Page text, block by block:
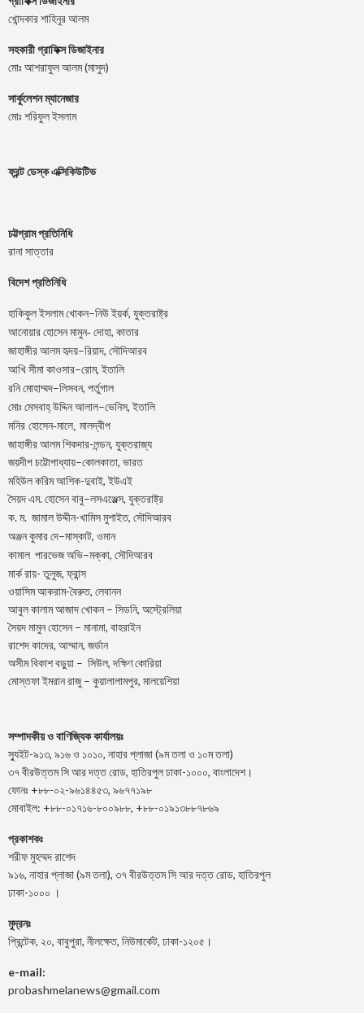
খোন্দকার শাহিনুর আলম
সহকারী গ্রাফিক্স ডিজাইনার
মোঃ আশরাফুল আলম (মাসুদ)
সার্কুলেশন ম্যানেজার
মোঃ শরিফুল ইসলাম
ফ্রন্ট ডেস্ক এক্সিকিউটিভ
চট্টগ্রাম প্রতিনিধি
রানা সাত্তার
বিদেশ প্রতিনিধি
হাকিকুল ইসলাম খোকন–নিউ ইয়র্ক, যুক্তরাষ্ট্র
আনোয়ার হোসেন মামুন- দোহা, কাতার
জাহাঙ্গীর আলম হৃদয়–রিয়াদ, সৌদিআরব
আখি সীমা কাওসার–রোম,ইতালি
রনি মোহাম্মদ–লিসবন, পর্তুগাল
মোঃ মেসবাহ্ উদ্দিন আলাল–ভেনিস,ইতালি
মনির হোসেন-মালে, মালদ্বীপ
জাহাঙ্গীর আলম শিকদার-লন্ডন, যুক্তরাজ্য
জয়দীপ চট্টোপাধ্যায়–কোলকাতা, ভারত
মহিউল করিম আশিক-দুবাই, ইউএই
সৈয়দ এম. হোসেন বাবু–লসএঞ্জেল্স, যুক্তরাষ্ট্র
ক. ম. জামাল উদ্দীন-খামিস মুশাইত, সৌদিআরব
অঞ্জন কুমার দে–মাস্কাট, ওমান
কামাল পারভেজ অভি–মক্কা, সৌদিআরব
মার্ক রায়- তুলুজ, ফ্রান্স
ওয়াসিম আকরাম-বৈরুত, লেবানন
আবুল কালাম আজাদ খোকন – সিডনি, অস্ট্রেলিয়া
সৈয়দ মামুন হোসেন – মানামা, বাহরাইন
রাশেদ কাদের, আম্মান, জর্ডান
অসীম বিকাশ বড়ুয়া – সিউল, দক্ষিণ কোরিয়া
মোস্তফা ইমরান রাজু – কুয়ালালামপুর, মালয়েশিয়া
সম্পাদকীয় ও বাণিজ্যিক কার্যালয়ঃ
স্যুইট-৯১৩, ৯১৬ ও ১০১০, নাহার প্লাজা (৯ম তলা ও ১০ম তলা)
৩৭ বীরউত্তম সি আর দত্ত রোড, হাতিরপুল ঢাকা-১০০০, বাংলাদেশ।
ফোনঃ +৮৮-০২-৯৬১৪৪৫৩, ৯৬৭৭১৯৮
মোবাইল: +৮৮-০১৭১৬-৮০০৯৮৮, +৮৮-০১৯১৩৮৮৭৮৬৯
প্রকাশকঃ
শরীফ মুহম্মদ রাশেদ
৯১৬, নাহার প্লাজা (৯ম তলা), ৩৭ বীরউত্তম সি আর দত্ত রোড, হাতিরপুল
ঢাকা-১০০০ ।
মুদ্রনঃ
প্রিন্টেক, ২০, বাবুপুরা, নীলক্ষেত, নিউমার্কেট, ঢাকা-১২০৫।
e-mail:
probashmelanews@gmail.com